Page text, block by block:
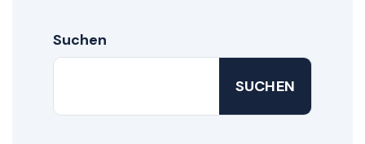
Suchen
SUCHEN